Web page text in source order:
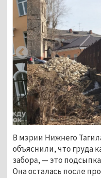
В мэрии Нижнего
объяснили, что груда
забора, — это
Она осталась после